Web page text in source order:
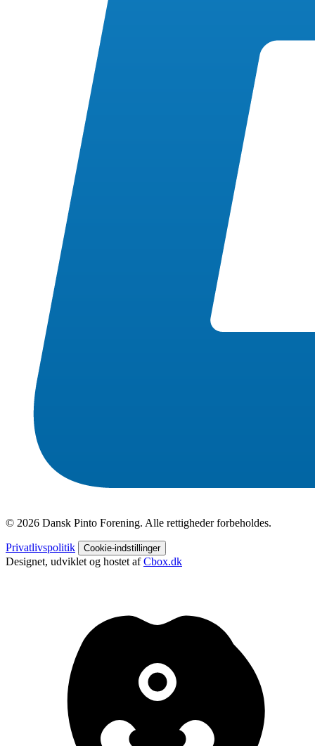
© 2026 Dansk Pinto Forening. Alle rettigheder forbeholdes.
Privatlivspolitik Cookie-indstillinger
Designet, udviklet og hostet afCbox.dk